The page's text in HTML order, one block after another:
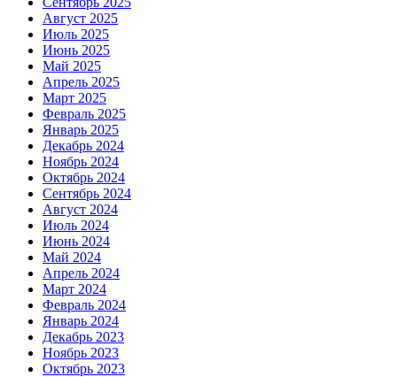
Август 2025
Июль 2025
Июнь 2025
Май 2025
Апрель 2025
Март 2025
Февраль 2025
Январь 2025
Декабрь 2024
Ноябрь 2024
Октябрь 2024
Сентябрь 2024
Август 2024
Июль 2024
Июнь 2024
Май 2024
Апрель 2024
Март 2024
Февраль 2024
Январь 2024
Декабрь 2023
Ноябрь 2023
Октябрь 2023